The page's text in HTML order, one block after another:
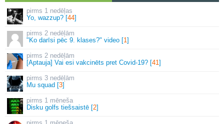
1 nedēļas
Yo, wazzup? [44]
2 nedēļām
"Ko darīsi pēc 9. klases?" video [1]
2 nedēļām
[Aptauja] Vai esi vakcinēts pret Covid-19? [41]
3 nedēļām
Mu squad [3]
1 mēneša
Disku golfs tiešsaistē [2]